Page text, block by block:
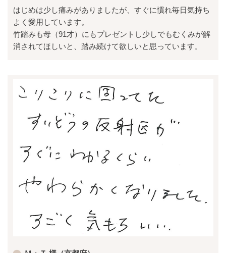
はじめは少し痛みがありましたが、すぐに慣れ毎日気持ち
よく愛用しています。
竹踏みも母（91才）にもプレゼントし少しでもむくみが解
消されてほしいと、踏み続けて欲しいと思っています。